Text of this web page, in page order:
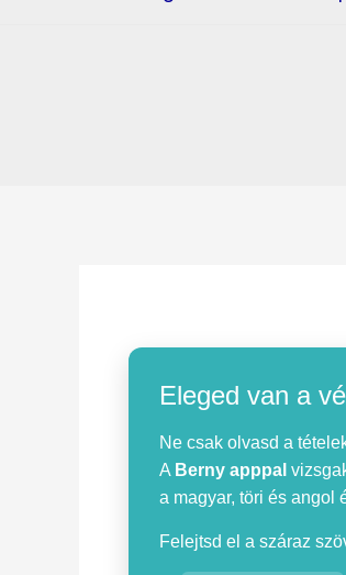
Eleged van a
Ne csak olvasd a
A Berny apppal
a magyar, töri és angol
Felejtsd el a száraz